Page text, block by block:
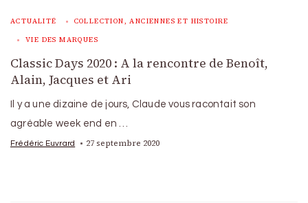
ACTUALITÉ COLLECTION, ANCIENNES ET HISTOIRE
VIE DES MARQUES
Classic Days 2020 : A la rencontre de Benoît,
Alain, Jacques et Ari
Il y a une dizaine de jours, Claude vous racontait son
agréable week end en …
Frédéric Euvrard 27 septembre 2020